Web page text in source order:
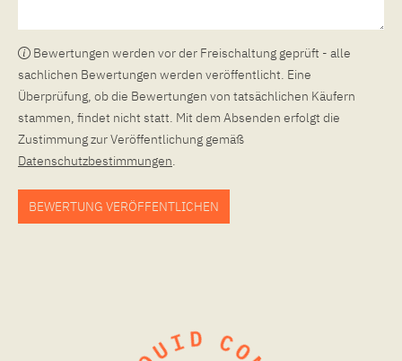
Bewertungen werden vor der Freischaltung geprüft - alle
sachlichen Bewertungen werden veröffentlicht. Eine
Überprüfung, ob die Bewertungen von tatsächlichen Käufern
stammen, findet nicht statt. Mit dem Absenden erfolgt die
Zustimmung zur Veröffentlichung gemäß
Datenschutzbestimmungen.
BEWERTUNG VERÖFFENTLICHEN